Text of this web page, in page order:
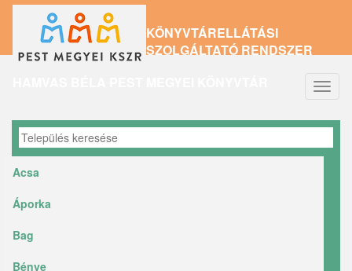
tartalomra
KÖNYVTÁRELLÁTÁSI
SZOLGÁLTATÓ RENDSZER
Acsa
Áporka
Bag
Bénye